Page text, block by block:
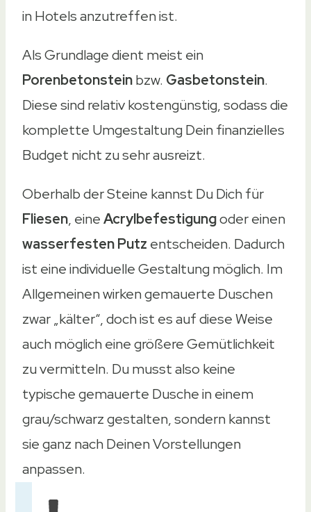
in Hotels anzutreffen ist.
Als Grundlage dient meist ein
Porenbetonsteinbzw. Gasbetonstein.
Diese sind relativ kostengünstig, sodass die
komplette Umgestaltung Dein finanzielles
Budget nicht zu sehr ausreizt.
Oberhalb der Steine kannst Du Dich für
Fliesen, eineAcrylbefestigungoder einen
wasserfesten Putz entscheiden. Dadurch
ist eine individuelle Gestaltung möglich. Im
Allgemeinen wirken gemauerte Duschen
zwar „kälter“, doch ist es auf diese Weise
auch möglich eine größere Gemütlichkeit
zu vermitteln. Du musst also keine
typische gemauerte Dusche in einem
grau/schwarz gestalten, sondern kannst
sie ganz nach Deinen Vorstellungen
anpassen.